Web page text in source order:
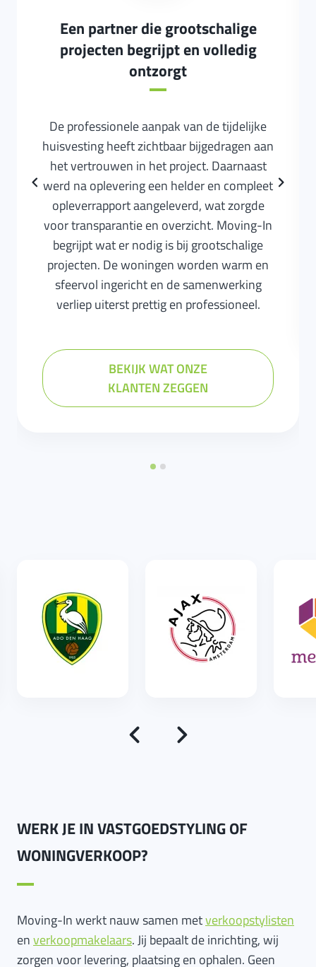
Een partner die grootschalige
projecten begrijpt en volledig
ontzorgt
De professionele aanpak van de tijdelijke
huisvesting heeft zichtbaar bijgedragen aan
het vertrouwen in het project. Daarnaast
werd na oplevering een helder en compleet
opleverrapport aangeleverd, wat zorgde
voor transparantie en overzicht. Moving-In
begrijpt wat er nodig is bij grootschalige
projecten. De woningen worden warm en
sfeervol ingericht en de samenwerking
verliep uiterst prettig en professioneel.
BEKIJK WAT ONZE
KLANTEN ZEGGEN
WERK JE IN VASTGOEDSTYLING OF
WONINGVERKOOP?
Moving-In werkt nauw samen metverkoopstylisten
enverkoopmakelaars. Jij bepaalt de inrichting, wij
zorgen voor levering, plaatsing en ophalen. Geen